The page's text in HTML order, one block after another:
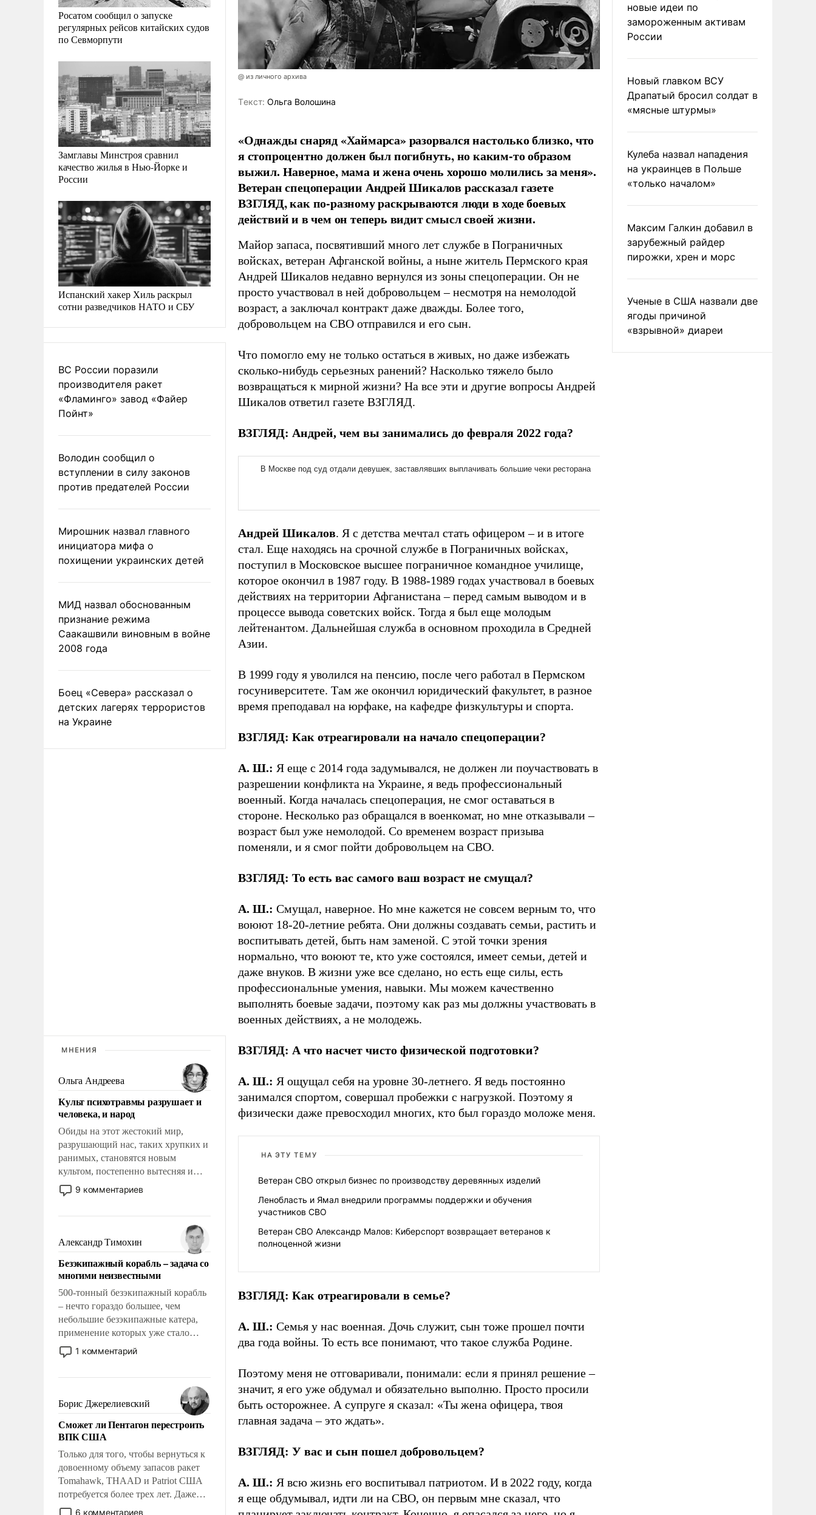
Росатом сообщил о запуске
регулярных рейсов китайских судов
по Севморпути
Замглавы Минстроя сравнил
качество жилья в Нью-Йорке и
России
Испанский хакер Хиль раскрыл
сотни разведчиков НАТО и СБУ
ВС России поразили
производителя ракет
«Фламинго» завод «Файер
Пойнт»
Володин сообщил о
вступлении в силу законов
против предателей России
Мирошник назвал главного
инициатора мифа о
похищении украинских детей
МИД назвал обоснованным
признание режима
Саакашвили виновным в войне
2008 года
Боец «Севера» рассказал о
детских лагерях террористов
на Украине
МНЕНИЯ
Ольга Андреева
Культ психотравмы разрушает и
человека, и народ
Обиды на этот жестокий мир,
разрушающий нас, таких хрупких и
ранимых, становятся новым
культом, постепенно вытесняя и
отменяя традиционное требование к
человеку – быть мужественным и
на себя ответственность, помогать
слабым, идти вперед и
адаптироваться.
9 комментариев
Александр Тимохин
Безэкипажный корабль – задача со
многими неизвестными
500-тонный безэкипажный корабль
– нечто гораздо большее, чем
небольшие безэкипажные катера,
применение которых уже стало
обыденностью. Задача по созданию
такого корабля очень сложна и
реализация радикально поднимет
наши боевые возможности.
1 комментарий
Борис Джерелиевский
Сможет ли Пентагон перестроить
ВПК США
Только для того, чтобы вернуться к
довоенному объему запасов ракет
Tomahawk, THAAD и Patriot США
потребуется более трех лет. Даже
небольшая война с Ираном
6 комментариев
@ из личного архива
Tекст: Ольга Волошина
«Однажды снаряд «Хаймарса» разорвался настолько близко, что
я стопроцентно должен был погибнуть, но каким-то образом
выжил. Наверное, мама и жена очень хорошо молились за меня».
Ветеран спецоперации Андрей Шикалов рассказал газете
ВЗГЛЯД, как по-разному раскрываются люди в ходе боевых
действий и в чем он теперь видит смысл своей жизни.
Майор запаса, посвятивший много лет службе в Пограничных
войсках, ветеран Афганской войны, а ныне житель Пермского края
Андрей Шикалов недавно вернулся из зоны спецоперации. Он не
просто участвовал в ней добровольцем – несмотря на немолодой
возраст, а заключал контракт даже дважды. Более того,
добровольцем на СВО отправился и его сын.
Что помогло ему не только остаться в живых, но даже избежать
сколько-нибудь серьезных ранений? Насколько тяжело было
возвращаться к мирной жизни? На все эти и другие вопросы Андрей
Шикалов ответил газете ВЗГЛЯД.
ВЗГЛЯД: Андрей, чем вы занимались до февраля 2022 года?
Андрей Шикалов. Я с детства мечтал стать офицером – и в итоге
стал. Еще находясь на срочной службе в Пограничных войсках,
поступил в Московское высшее пограничное командное училище,
которое окончил в 1987 году. В 1988-1989 годах участвовал в боевых
действиях на территории Афганистана – перед самым выводом и в
процессе вывода советских войск. Тогда я был еще молодым
лейтенантом. Дальнейшая служба в основном проходила в Средней
Азии.
В 1999 году я уволился на пенсию, после чего работал в Пермском
госуниверситете. Там же окончил юридический факультет, в разное
время преподавал на юрфаке, на кафедре физкультуры и спорта.
ВЗГЛЯД: Как отреагировали на начало спецоперации?
А. Ш.: Я еще с 2014 года задумывался, не должен ли поучаствовать в
разрешении конфликта на Украине, я ведь профессиональный
военный. Когда началась спецоперация, не смог оставаться в
стороне. Несколько раз обращался в военкомат, но мне отказывали –
возраст был уже немолодой. Со временем возраст призыва
поменяли, и я смог пойти добровольцем на СВО.
ВЗГЛЯД: То есть вас самого ваш возраст не смущал?
А. Ш.: Смущал, наверное. Но мне кажется не совсем верным то, что
воюют 18-20-летние ребята. Они должны создавать семьи, растить и
воспитывать детей, быть нам заменой. С этой точки зрения
нормально, что воюют те, кто уже состоялся, имеет семьи, детей и
даже внуков. В жизни уже все сделано, но есть еще силы, есть
профессиональные умения, навыки. Мы можем качественно
выполнять боевые задачи, поэтому как раз мы должны участвовать в
военных действиях, а не молодежь.
ВЗГЛЯД: А что насчет чисто физической подготовки?
А. Ш.: Я ощущал себя на уровне 30-летнего. Я ведь постоянно
занимался спортом, совершал пробежки с нагрузкой. Поэтому я
физически даже превосходил многих, кто был гораздо моложе меня.
НА ЭТУ ТЕМУ
Ветеран СВО открыл бизнес по производству деревянных изделий
Ленобласть и Ямал внедрили программы поддержки и обучения
участников СВО
Ветеран СВО Александр Малов: Киберспорт возвращает ветеранов к
полноценной жизни
ВЗГЛЯД: Как отреагировали в семье?
А. Ш.: Семья у нас военная. Дочь служит, сын тоже прошел почти
два года войны. То есть все понимают, что такое служба Родине.
Поэтому меня не отговаривали, понимали: если я принял решение –
значит, я его уже обдумал и обязательно выполню. Просто просили
быть осторожнее. А супруге я сказал: «Ты жена офицера, твоя
главная задача – это ждать».
ВЗГЛЯД: У вас и сын пошел добровольцем?
А. Ш.: Я всю жизнь его воспитывал патриотом. И в 2022 году, когда
я еще обдумывал, идти ли на СВО, он первым мне сказал, что
новые идеи по
замороженным активам
России
Новый главком ВСУ
Драпатый бросил солдат в
«мясные штурмы»
Кулеба назвал нападения
на украинцев в Польше
«только началом»
Максим Галкин добавил в
зарубежный райдер
пирожки, хрен и морс
Ученые в США назвали две
ягоды причиной
«взрывной» диареи